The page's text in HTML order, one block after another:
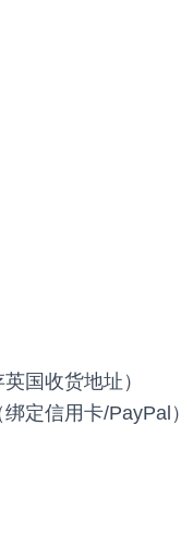
国收货地址）
定信用卡/PayPal）